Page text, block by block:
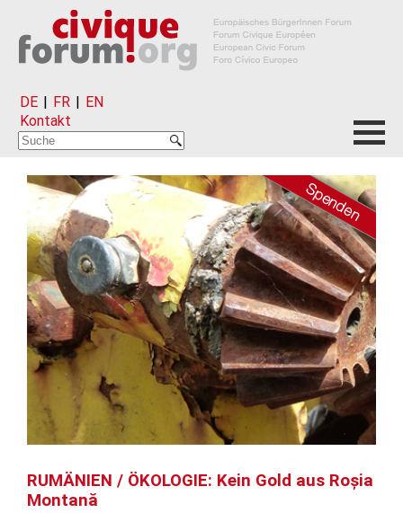
DE | FR | EN
Kontakt
RUMÄNIEN / ÖKOLOGIE: Kein Gold aus Roșia
Montană